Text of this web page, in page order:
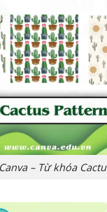
– Từ khóa